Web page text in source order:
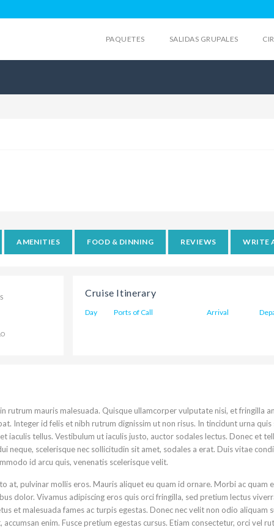
PAQUETES SALIDAS GRUPALES
AMENITIES FOOD & DINNING REVIEWS WRITE
Cruise Itinerary
Day Ports of Call Arrival
rutrum mauris malesuada. Quisque ullamcorper vulputate nisi, et fringilla
Integer id felis et nibh rutrum dignissim ut non risus. In tincidunt urna quis
iaculis tellus. Vestibulum ut iaculis justo, auctor sodales lectus. Donec et
neque, scelerisque nec sollicitudin sit amet, sodales a erat. Duis vitae
id arcu quis, venenatis scelerisque velit.
at, pulvinar mollis eros. Mauris aliquet eu quam id ornare. Morbi ac quam
dolor. Vivamus adipiscing eros quis orci fringilla, sed pretium lectus
et malesuada fames ac turpis egestas. Donec nec velit non odio aliquam
enim. Fusce pretium egestas cursus. Etiam consectetur, orci vel